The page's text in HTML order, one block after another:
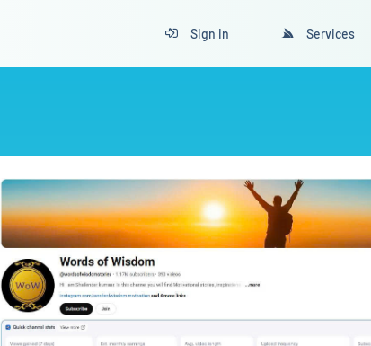
Sign in Services